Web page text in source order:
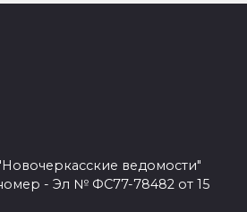
ведомости"
- Эл № ФС77-78482 от 15